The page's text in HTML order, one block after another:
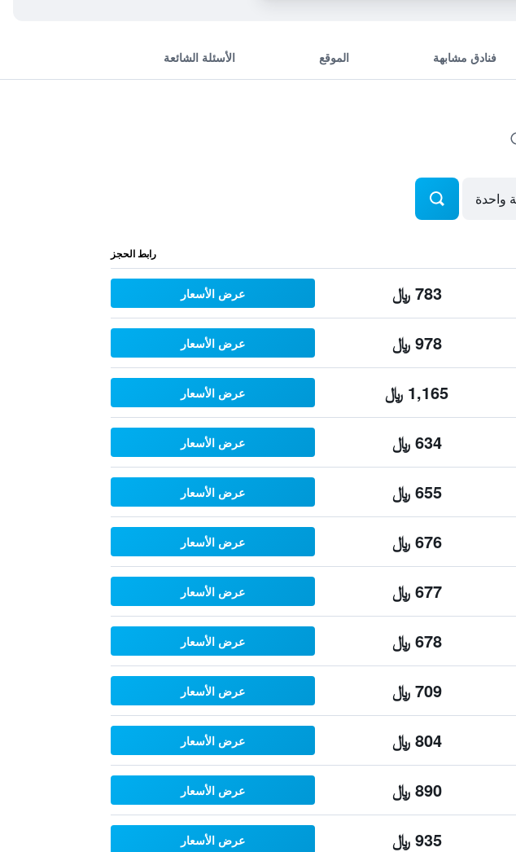
فنادق مشابهة الموقع الأسئلة الشائعة
رابط الحجز
783 ﷼ عرض الأسعار
978 ﷼ عرض الأسعار
1,165 ﷼ عرض الأسعار
634 ﷼ عرض الأسعار
655 ﷼ عرض الأسعار
676 ﷼ عرض الأسعار
677 ﷼ عرض الأسعار
678 ﷼ عرض الأسعار
709 ﷼ عرض الأسعار
804 ﷼ عرض الأسعار
890 ﷼ عرض الأسعار
935 ﷼ عرض الأسعار